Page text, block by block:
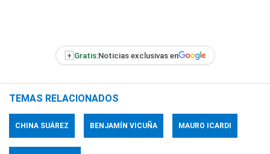
+ Gratis:Noticias exclusivas en
TEMAS RELACIONADOS
CHINA SUÁREZ BENJAMÍN VICUÑA MAURO ICARDI